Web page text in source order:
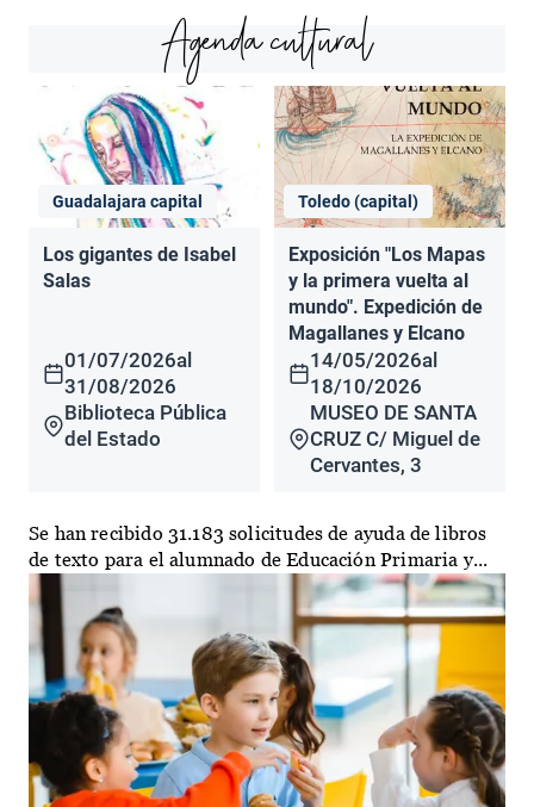
Agenda cultural
Guadalajara capital
Los gigantes de Isabel
Salas
01/07/2026al
31/08/2026
Biblioteca Pública
del Estado
Toledo (capital)
Exposición "Los Mapas
y la primera vuelta al
mundo". Expedición de
Magallanes y Elcano
14/05/2026al
18/10/2026
MUSEO DE SANTA
CRUZ C/ Miguel de
Cervantes, 3
Se han recibido 31.183 solicitudes de ayuda de libros
de texto para el alumnado de Educación Primaria y...